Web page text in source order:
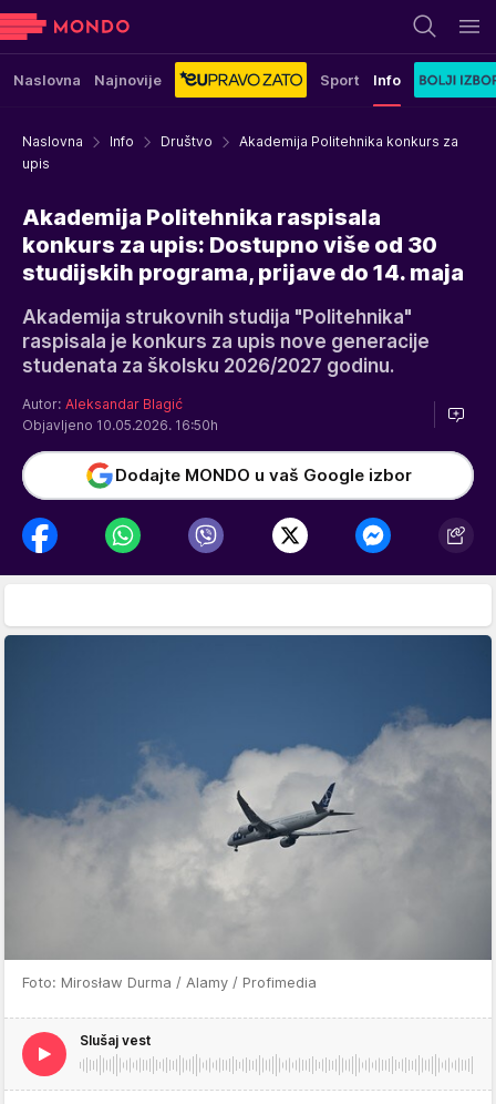
Naslovna Najnovije Sport Info
Naslovna Info Društvo
Akademija Politehnika konkurs za
upis
Akademija Politehnika raspisala
konkurs za upis: Dostupno više od 30
studijskih programa, prijave do 14. maja
Akademija strukovnih studija "Politehnika"
raspisala je konkurs za upis nove generacije
studenata za školsku 2026/2027 godinu.
Autor: Aleksandar Blagić
Objavljeno 10.05.2026. 16:50h
Dodajte MONDO u vaš Google izbor
Foto: Mirosław Durma / Alamy / Profimedia
Slušaj vest